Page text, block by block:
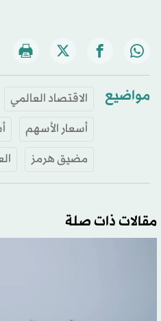
مواضيع الاقتصاد العالمي
أسعار الأسهم
مضيق هرمز
مقالات ذات صلة